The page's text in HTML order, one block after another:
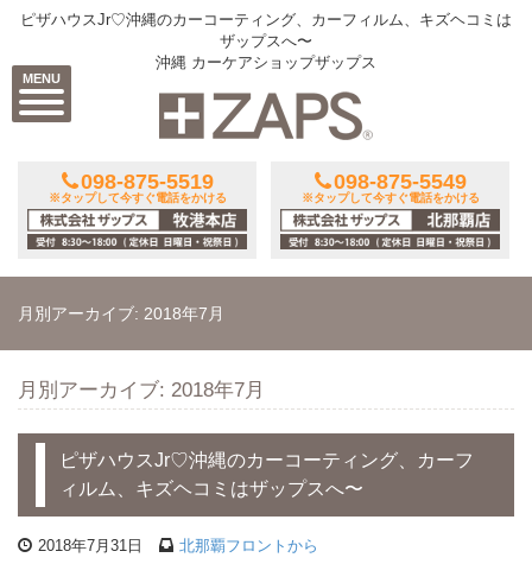
MENU
ピザハウスJr♡沖縄のカーコーティング、カーフィルム、キズヘコミは
ザップスへ〜
沖縄 カーケアショップザップス
098-875-5519
※タップして今すぐ電話をかける
098-875-5549
※タップして今すぐ電話をかける
月別アーカイブ: 2018年7月
月別アーカイブ: 2018年7月
ピザハウスJr♡沖縄のカーコーティング、カーフ
ィルム、キズヘコミはザップスへ〜
2018年7月31日 北那覇フロントから